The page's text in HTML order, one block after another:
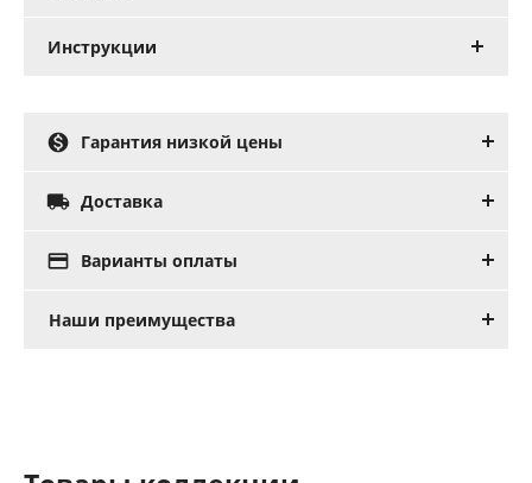
Инструкции
 Гарантия низкой цены
 Доставка
 Варианты оплаты
Наши преимущества